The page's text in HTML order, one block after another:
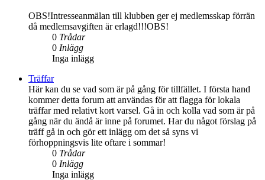
OBS!Intresseanmälan till klubben ger ej medlemsskap förrän
då medlemsavgiften är erlagd!!!OBS!
0 Trådar
0 Inlägg
Inga inlägg
Träffar
Här kan du se vad som är på gång för tillfället. I första hand
kommer detta forum att användas för att flagga för lokala
träffar med relativt kort varsel. Gå in och kolla vad som är på
gång när du ändå är inne på forumet. Har du något förslag på
träff gå in och gör ett inlägg om det så syns vi
förhoppningsvis lite oftare i sommar!
0 Trådar
0 Inlägg
Inga inlägg